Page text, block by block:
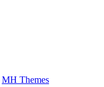
MH Themes